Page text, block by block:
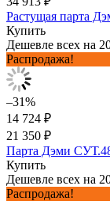
Растущая парта
Купить
Дешевле всех на
Распродажа!
–31%
14 724 ₽
21 350 ₽
Парта Дэми
Купить
Дешевле всех на
Распродажа!